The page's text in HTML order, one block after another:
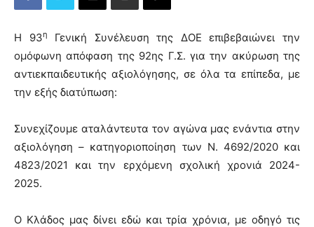
Η 93η
Γενική Συνέλευση της ΔΟΕ επιβεβαιώνει την
ομόφωνη απόφαση της 92ης Γ.Σ. για την ακύρωση της
αντιεκπαιδευτικής αξιολόγησης, σε όλα τα επίπεδα, με
την εξής διατύπωση:
Συνεχίζουμε αταλάντευτα τον αγώνα μας ενάντια στην
αξιολόγηση – κατηγοριοποίηση των Ν. 4692/2020 και
4823/2021 και την ερχόμενη σχολική χρονιά 2024-
2025.
Ο Κλάδος μας δίνει εδώ και τρία χρόνια, με οδηγό τις